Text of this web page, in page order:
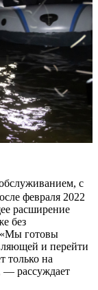
с
февраля 2022
расширение
без
«Мы готовы
и перейти
только на
— рассуждает